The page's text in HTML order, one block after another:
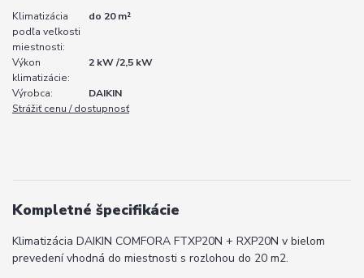
Klimatizácia
podľa veľkosti
miestnosti:
do 20 m²
Výkon
klimatizácie:
2 kW /2,5 kW
Výrobca:
DAIKIN
Strážiť cenu / dostupnosť
Kompletné špecifikácie
Klimatizácia DAIKIN COMFORA FTXP20N + RXP20N v bielom
prevedení vhodná do miestnosti s rozlohou do 20 m2.